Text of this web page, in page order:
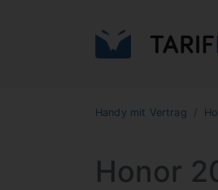
Handy mit Vertrag
Honor